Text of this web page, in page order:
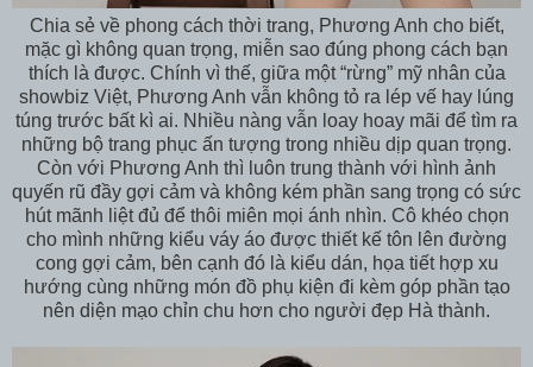
Chia sẻ về phong cách thời trang, Phương Anh cho biết,
mặc gì không quan trọng, miễn sao đúng phong cách bạn
thích là được. Chính vì thế, giữa một “rừng” mỹ nhân của
showbiz Việt, Phương Anh vẫn không tỏ ra lép vế hay lúng
túng trước bất kì ai. Nhiều nàng vẫn loay hoay mãi để tìm ra
những bộ trang phục ấn tượng trong nhiều dịp quan trọng.
Còn với Phương Anh thì luôn trung thành với hình ảnh
quyến rũ đầy gợi cảm và không kém phần sang trọng có sức
hút mãnh liệt đủ để thôi miên mọi ánh nhìn. Cô khéo chọn
cho mình những kiểu váy áo được thiết kế tôn lên đường
cong gợi cảm, bên cạnh đó là kiểu dán, họa tiết hợp xu
hướng cùng những món đồ phụ kiện đi kèm góp phần tạo
nên diện mạo chỉn chu hơn cho người đẹp Hà thành.